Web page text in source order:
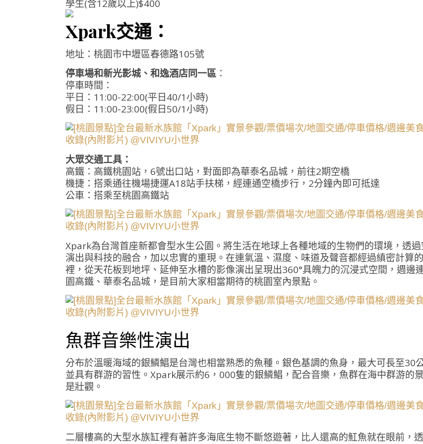
學生(含12歲以上)$400
Xpark交通：
地址：桃園市中壢區春德路105號
停車場和新光影城、和逸酒店同一區 ：
停車時間：
平日：11:00-22:00(平日40/1小時)
假日：11:00-23:00(假日50/1小時)
大眾交通工具：
高鐵：高鐵桃園站，6號出口站，對面即為華泰名品城，前往2期空橋
機捷：搭乘通往機場捷運A18站手扶梯，經連通空橋步行，2分鐘內即可抵達
公車：搭乘至桃園高鐵站
Xpark為台灣首座新都會型水生公園。將生活在地球上各種地域的生物們的環境，透
演出與科技的融合，加以忠實的重現。在連氣溫、濕度、味道及聲音都經過縝密計算
裡，從天花板到地坪、延伸至水槽的影像演出呈現出360°具魄力的沉浸式空間，週邊
園高鐵、華泰名品城，是目前大家相當期待的桃園室內景點。
魚群音樂性演出
分布於溫暖海域的銀鱗鯧是台灣也相當熟悉的魚種。銀色基調的魚身，最大可長至30
並具有群游的習性。Xpark展示約6，000隻的銀鱗鯧，配合音樂，魚群在海中群游的
是壯觀。
二層樓高的大型水族缸裡有著許多海底生物不斷悠遊著，比人還高的魟魚就在眼前，